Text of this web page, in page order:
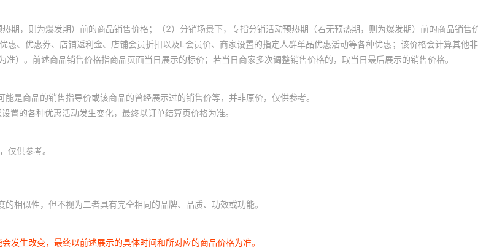
期，则为爆发期）前的商品销售价格；（2）分销场景下，专指分销活动预热期（若无预热期，则为爆发期）前的商品销售
、优惠券、店铺返利金、店铺会员折扣以及L会员价、商家设置的指定人群单品优惠活动等各种优惠；该价格会计算其他
）。前述商品销售价格指商品页面当日展示的标价；若当日商家多次调整销售价格的，取当日最后展示的销售价格。
是商品的销售指导价或该商品的曾经展示过的销售价等，并非原价，仅供参考。
的各种优惠活动发生变化，最终以订单结算页价格为准。
仅供参考。
相似性，但不视为二者具有完全相同的品牌、品质、功效或功能。
发生改变，最终以前述展示的具体时间和所对应的商品价格为准。